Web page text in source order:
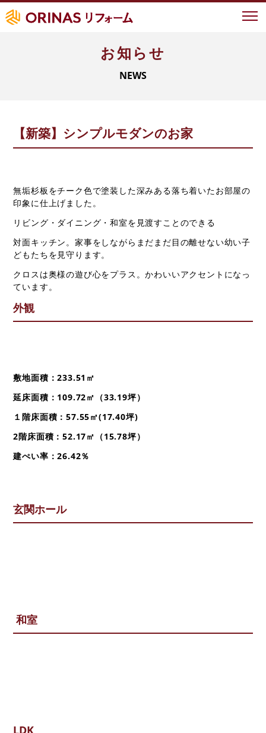
LIXIL認定の技術力
事例紹介
新築について
不動産について
会社概要
求人情報
資料請求
お知らせ
NEWS
【新築】シンプルモダンのお家
無垢杉板をチーク色で塗装した深みある落ち着いたお部屋の
印象に仕上げました。
リビング・ダイニング・和室を見渡すことのできる
対面キッチン。家事をしながらまだまだ目の離せない幼い子
どもたちを見守ります。
クロスは奥様の遊び心をプラス。かわいいアクセントになっ
ています。
外観
敷地面積：233.51㎡
延床面積：109.72㎡（33.19坪）
１階床面積：57.55㎡(17.40坪)
2階床面積：52.17㎡（15.78坪）
建ぺい率：26.42％
玄関ホール
和室
LDK